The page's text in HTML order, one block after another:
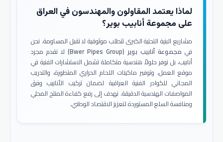
لماذا يعتمد المقاولون والمهندسون في العراق
على مجموعة أنابيب بوير؟
مشاريع البنية التحتية الكبرى تتطلب موثوقية لا تقبل المساومة. نحن
في مجموعة أنابيب بوير (Bwer Pipes Group)
لا نقدم مجرد
أنابيب، بل نوفر حلولاً هندسية متكاملة تشمل الاستشارات الفنية في
موقع العمل، وتوفير ماكينات اللحام الحراري المتطورة، والتدريب
المجاني للكوادر الفنية العراقية لضمان تركيب الأنابيب وفق
المواصفات الهندسية الدقيقة. نهدف إلى رفع كفاءة المنتج المحلي
ومنافسة السلع المستوردة لتعزيز الاقتصاد الوطني.